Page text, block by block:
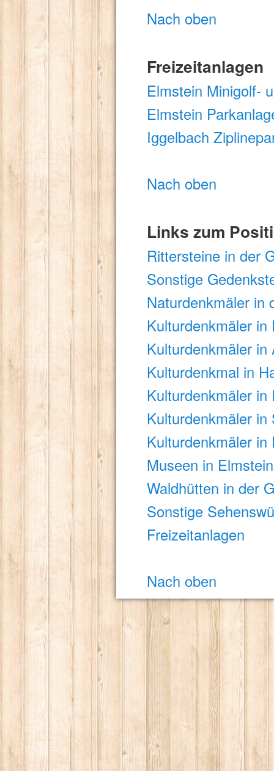
Nach oben
Freizeitanlagen
Elmstein Minigolf-
Elmstein
Iggelbach
Nach oben
Links zum
Rittersteine in der
Sonstige
Naturdenkmäler in
Kulturdenkmäler in
Kulturdenkmäler in
Kulturdenkmal in
Kulturdenkmäler in
Kulturdenkmäler in
Kulturdenkmäler
Museen in
Waldhütten in der
Sonstige
Freizeitanlagen
Nach oben